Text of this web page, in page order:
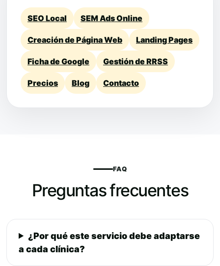
SEO Local SEM Ads Online
Creación de Página Web Landing Pages
Ficha de Google Gestión de RRSS
Precios Blog Contacto
FAQ
Preguntas frecuentes
¿Por qué este servicio debe adaptarse
a cada clínica?